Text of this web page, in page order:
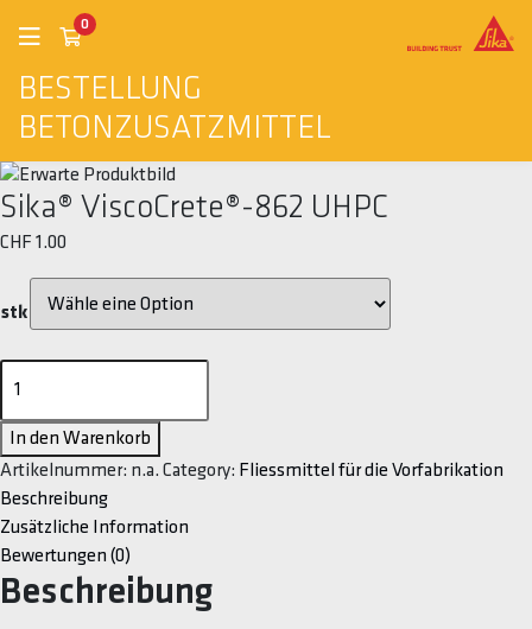
BESTELLUNG
BETONZUSATZMITTEL
0
Sika® ViscoCrete®-862 UHPC
CHF 1.00
stk
ViscoCrete®-862
UHPC
Menge
In den Warenkorb
Artikelnummer: n.a. Category: Fliessmittel für die Vorfabrikation
Beschreibung
Zusätzliche Information
Bewertungen (0)
Beschreibung